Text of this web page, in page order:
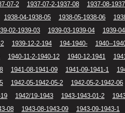
07-2 1937-07-2-1937-08 1937-08-
1938-04-1938-05 1938-05-1938-06
02-1939-03 1939-03-1939-04 1939-
1939-12-2-194 194-1940- 1940--
1940-11-2-1940-12 1940-12-1941
1941-08-1941-09 1941-09-1941-1
1942-05-1942-05-2 1942-05-2-1942-06
1942/19-1943 1943-1943-01-2
08 1943-08-1943-09 1943-09-1943-1